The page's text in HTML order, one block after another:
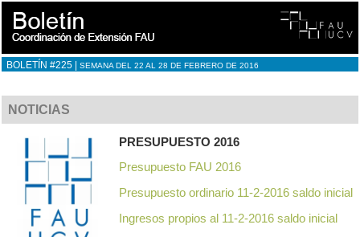
BOLETÍN #225 | SEMANA DEL 22 AL 28 DE FEBRERO DE 2016
NOTICIAS
PRESUPUESTO 2016
Presupuesto FAU 2016
Presupuesto ordinario 11-2-2016 saldo inicial
Ingresos propios al 11-2-2016 saldo inicial